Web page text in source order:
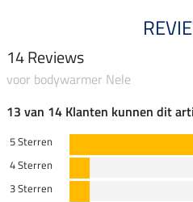
14 Reviews
voor bodywarmer Nele
13 van 14 Klanten kunnen dit
5 Sterren
4 Sterren
3 Sterren